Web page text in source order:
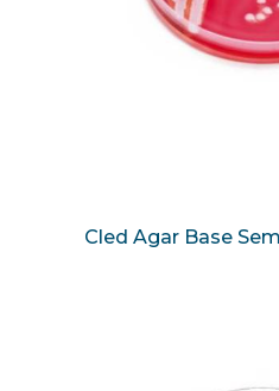
Cled Agar Base